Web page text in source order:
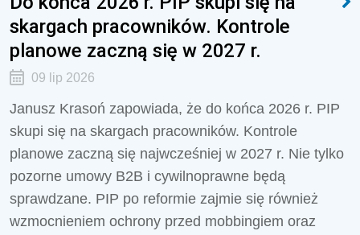
skargach pracowników. Kontrole
planowe zaczną się w 2027 r.
09 lip 2026
Janusz Krasoń zapowiada, że do końca 2026 r. PIP
skupi się na skargach pracowników. Kontrole
planowe zaczną się najwcześniej w 2027 r. Nie tylko
pozorne umowy B2B i cywilnoprawne będą
sprawdzane. PIP po reformie zajmie się również
wzmocnieniem ochrony przed mobbingiem oraz